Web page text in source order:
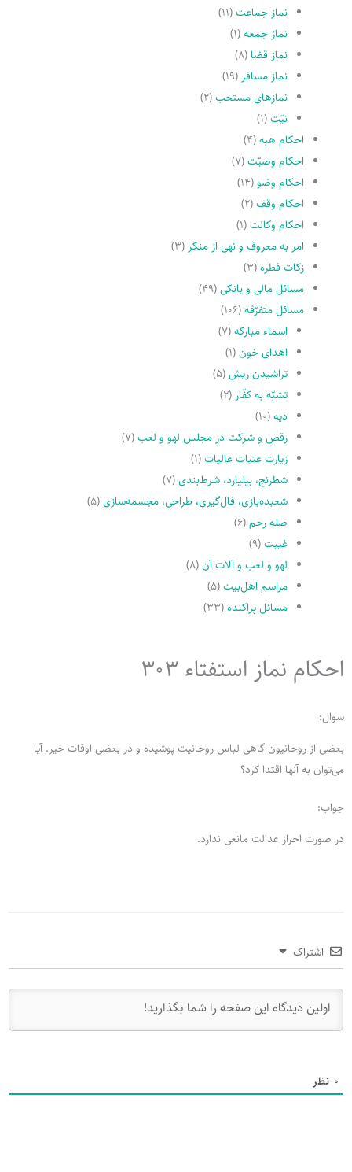
نماز جماعت(۱۱)
نماز جمعه(۱)
نماز قضا(۸)
نماز مسافر (۱۹)
نمازهاى مستحب(۲)
نیّت(۱)
احکام هبه(۴)
احکام وصیّت(۷)
احکام وضو(۱۴)
احکام وقف(۲)
احکام وکالت(۱)
امر به معروف و نهى از منکر (۳)
زکات فطره(۳)
مسائل مالی و بانکی(۴۹)
مسائل متفرّقه(۱۰۶)
اسماء مبارکه(۷)
اهدای خون(۱)
تراشیدن ریش(۵)
تشبّه به کفّار (۲)
دیه(۱۰)
رقص و شرکت در مجلس لهو و لعب(۷)
زیارت عتبات عالیات(۱)
شطرنج، بیلیارد، شرط‌بندی(۷)
شعبده‌بازی، فال‌گیری، طراحی، مجسمه‌سازی(۵)
صله رحم(۶)
غیبت(۹)
لهو و لعب و آلات آن(۸)
مراسم اهل‌بیت(۵)
مسائل پراکنده(۳۳)
احکام نماز استفتاء 303
سوال:
بعضی از روحانیون گاهی لباس روحانیت پوشیده و در بعضی اوقات خیر. آیا
می‌توان به آنها اقتدا کرد؟
جواب:
در صورت احراز عدالت مانعی ندارد.
اشتراک
0 نظر